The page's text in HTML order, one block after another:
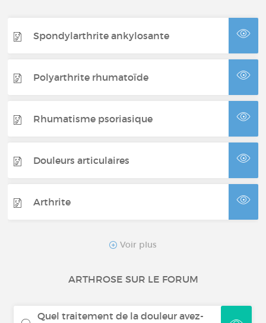
Spondylarthrite ankylosante
Polyarthrite rhumatoïde
Rhumatisme psoriasique
Douleurs articulaires
Arthrite
Maladie de la GoutteVoir plus
ARTHROSE SUR LE FORUM
Quel traitement de la douleur avez-